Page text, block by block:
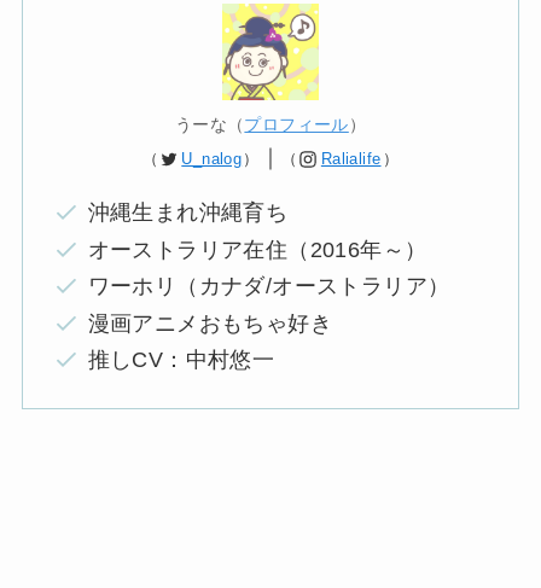
うーな（プロフィール）
（ U_nalog ） ｜ （ Ralialife ）
沖縄生まれ沖縄育ち
オーストラリア在住（2016年～）
ワーホリ（カナダ/オーストラリア）
漫画アニメおもちゃ好き
推しCV：中村悠一